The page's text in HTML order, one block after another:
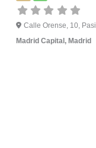
Calle Orense, 10,
Madrid Capital , Madrid